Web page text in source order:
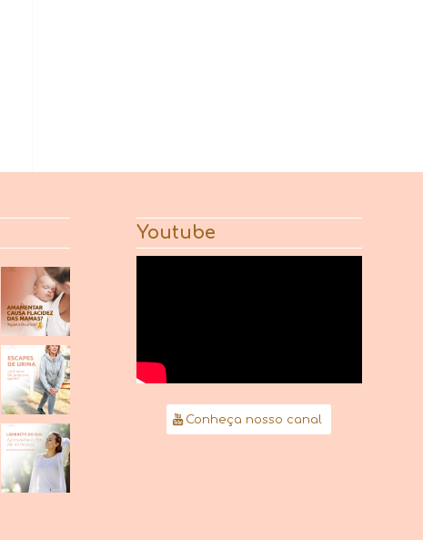
Youtube
Conheça nosso canal